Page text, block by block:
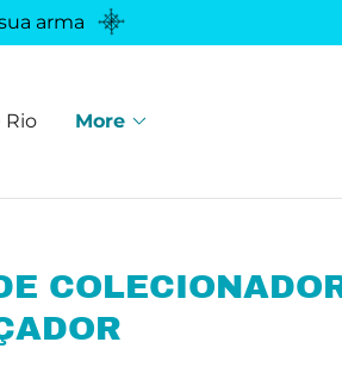
arma
Rio More